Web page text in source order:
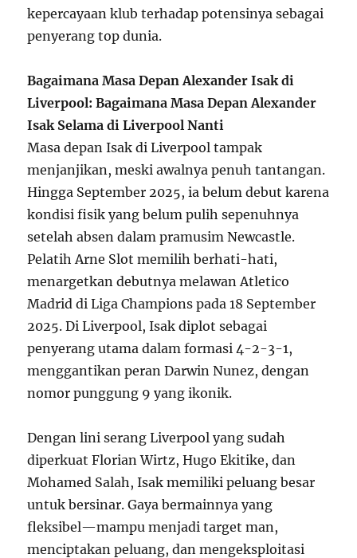
kepercayaan klub terhadap potensinya sebagai
penyerang top dunia.
Bagaimana Masa Depan Alexander Isak di
Liverpool: Bagaimana Masa Depan Alexander
Isak Selama di Liverpool Nanti
Masa depan Isak di Liverpool tampak
menjanjikan, meski awalnya penuh tantangan.
Hingga September 2025, ia belum debut karena
kondisi fisik yang belum pulih sepenuhnya
setelah absen dalam pramusim Newcastle.
Pelatih Arne Slot memilih berhati-hati,
menargetkan debutnya melawan Atletico
Madrid di Liga Champions pada 18 September
2025. Di Liverpool, Isak diplot sebagai
penyerang utama dalam formasi 4-2-3-1,
menggantikan peran Darwin Nunez, dengan
nomor punggung 9 yang ikonik.
Dengan lini serang Liverpool yang sudah
diperkuat Florian Wirtz, Hugo Ekitike, dan
Mohamed Salah, Isak memiliki peluang besar
untuk bersinar. Gaya bermainnya yang
fleksibel—mampu menjadi target man,
menciptakan peluang, dan mengeksploitasi